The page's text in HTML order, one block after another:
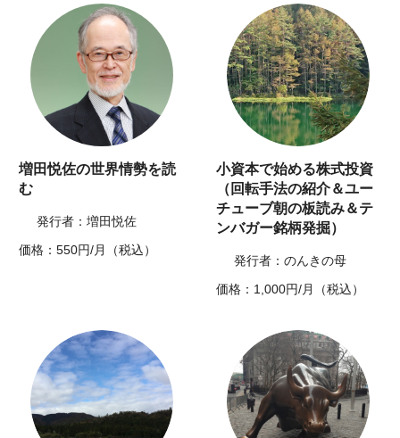
増田悦佐の世界情勢を読
む
発行者：増田悦佐
価格：550円/月（税込）
小資本で始める株式投資
（回転手法の紹介＆ユー
チューブ朝の板読み＆テ
ンバガー銘柄発掘）
発行者：のんきの母
価格：1,000円/月（税込）